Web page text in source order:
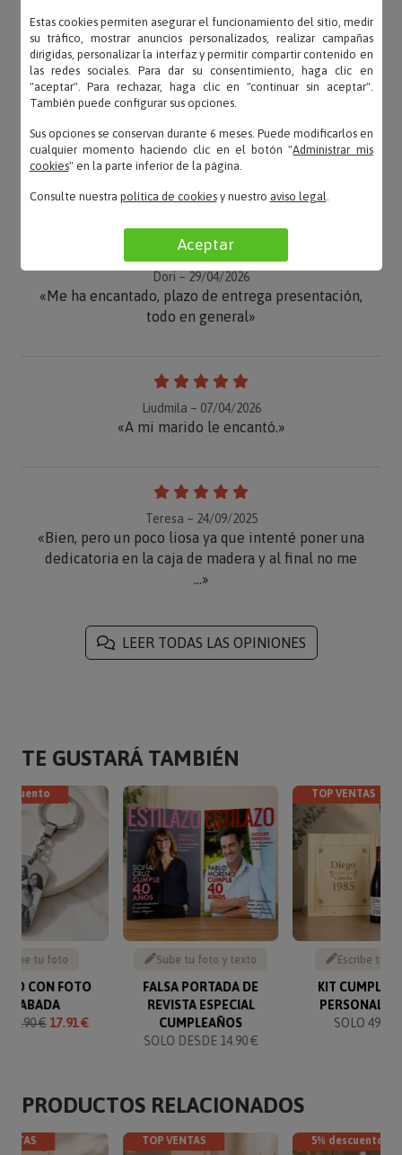
OPINIONES
Dori – 29/04/2026
«Me ha encantado, plazo de entrega presentación,
todo en general»
Liudmila – 07/04/2026
«A mi marido le encantó.»
Teresa – 24/09/2025
«Bien, pero un poco liosa ya que intenté poner una
dedicatoria en la caja de madera y al final no me
...»
LEER TODAS LAS OPINIONES
TE GUSTARÁ TAMBIÉN
Sube tu foto
CON FOTO
GRABADA
19.90 €17.91 €
Sube tu foto y texto
FALSA PORTADA DE
REVISTA ESPECIAL
CUMPLEAÑOS
SOLO DESDE 14.90 €
TOP VENTAS
Escribe tu
KIT
SOLO 49.90
PRODUCTOS RELACIONADOS
TOP VENTAS 5% descuento
Estas cookies permiten asegurar el funcionamiento del sitio, medir
su tráfico, mostrar anuncios personalizados, realizar campañas
dirigidas, personalizar la interfaz y permitir compartir contenido en
las redes sociales. Para dar su consentimiento, haga clic en
"aceptar". Para rechazar, haga clic en "continuar sin aceptar".
También puede configurar sus opciones.
Sus opciones se conservan durante 6 meses. Puede modificarlos en
cualquier momento haciendo clic en el botón "Administrar mis
cookies" en la parte inferior de la página.
Consulte nuestra política de cookiesy nuestro aviso legal.
Aceptar